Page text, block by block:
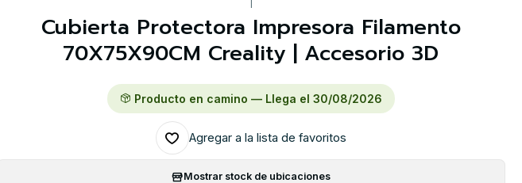
Cubierta Protectora Impresora Filamento
70X75X90CM Creality | Accesorio 3D
Producto en camino — Llega el 30/08/2026
Agregar a la lista de favoritos
Mostrar stock de ubicaciones